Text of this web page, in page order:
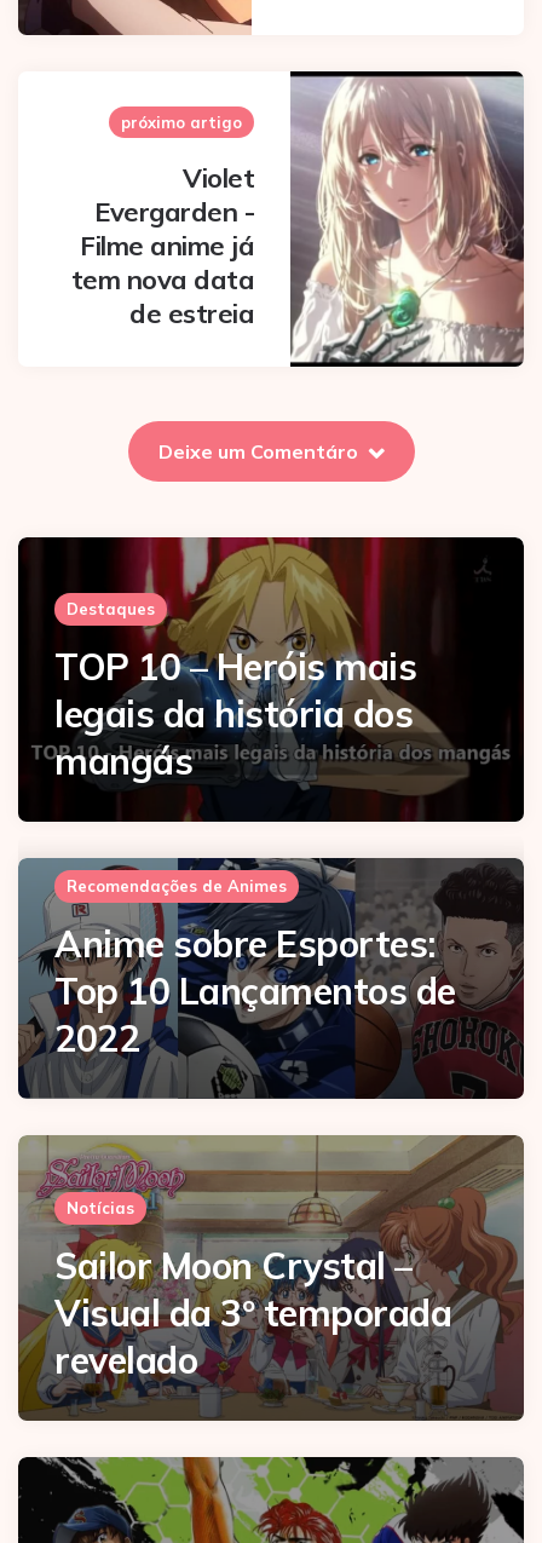
próximo artigo
Violet
Evergarden -
Filme anime já
tem nova data
de estreia
Deixe um Comentáro
Destaques
TOP 10 – Heróis mais
legais da história dos
mangás
Recomendações de Animes
Anime sobre Esportes:
Top 10 Lançamentos de
2022
Notícias
Sailor Moon Crystal –
Visual da 3º temporada
revelado